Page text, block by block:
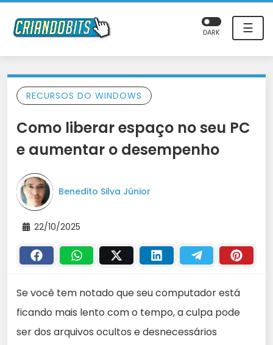
☰
DARK
RECURSOS DO WINDOWS
Como liberar espaço no seu PC
e aumentar o desempenho
Benedito Silva Júnior
22/10/2025
Se você tem notado que seu computador está
ficando mais lento com o tempo, a culpa pode
ser dos arquivos ocultos e desnecessários